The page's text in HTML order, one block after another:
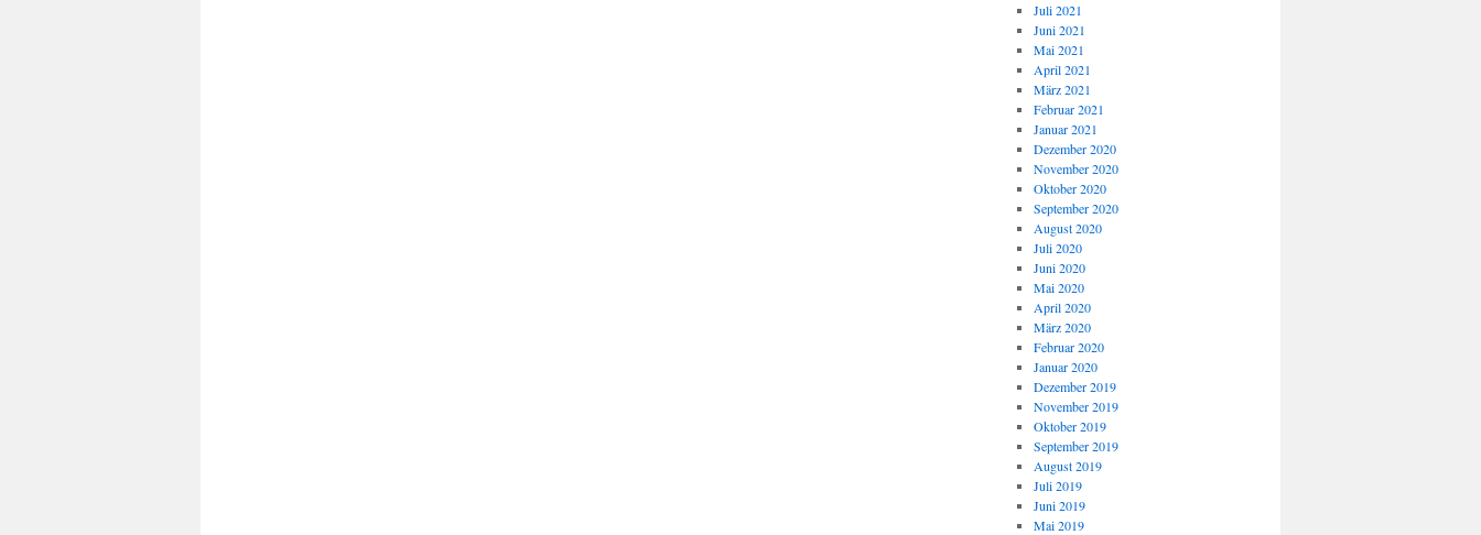
Juli 2021
Juni 2021
Mai 2021
April 2021
März 2021
Februar 2021
Januar 2021
Dezember 2020
November 2020
Oktober 2020
September 2020
August 2020
Juli 2020
Juni 2020
Mai 2020
April 2020
März 2020
Februar 2020
Januar 2020
Dezember 2019
November 2019
Oktober 2019
September 2019
August 2019
Juli 2019
Juni 2019
Mai 2019